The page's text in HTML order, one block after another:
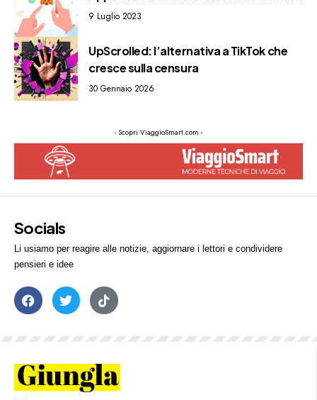
9 Luglio 2023
UpScrolled: l’alternativa a TikTok che
cresce sulla censura
30 Gennaio 2026
- Scopri ViaggioSmart.com -
Socials
Li usiamo per reagire alle notizie, aggiornare i lettori e condividere
pensieri e idee